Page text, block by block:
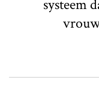
systeem